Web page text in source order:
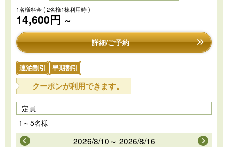
1名様料金( 2名様1棟利用時 )
14,600円 ～
詳細/ご予約
連泊割引 早期割引
クーポンが利用できます。
定員
1～5名様
2026/8/10～ 2026/8/16